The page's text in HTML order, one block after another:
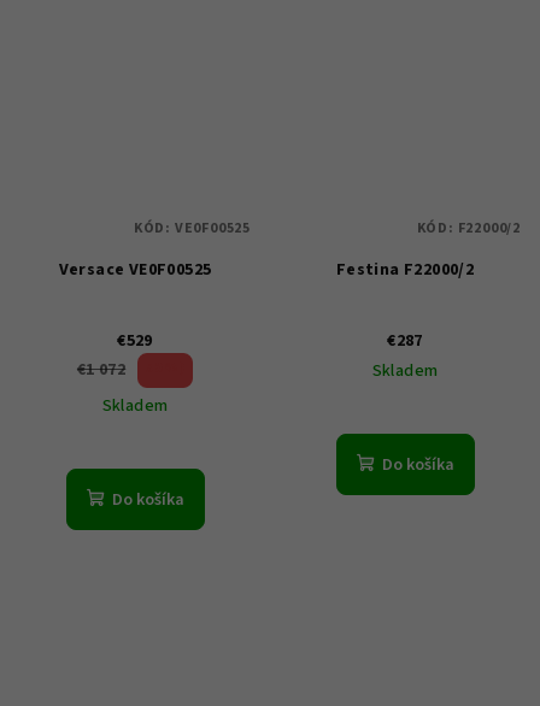
Versace VE0F00525
€529
€1 072
Skladem
Do košíka
KÓD: VE0F00525
Festina F22000/2
€287
Skladem
Do košíka
KÓD: F22000/2